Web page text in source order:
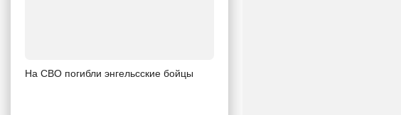
На СВО погибли энгельсские бойцы